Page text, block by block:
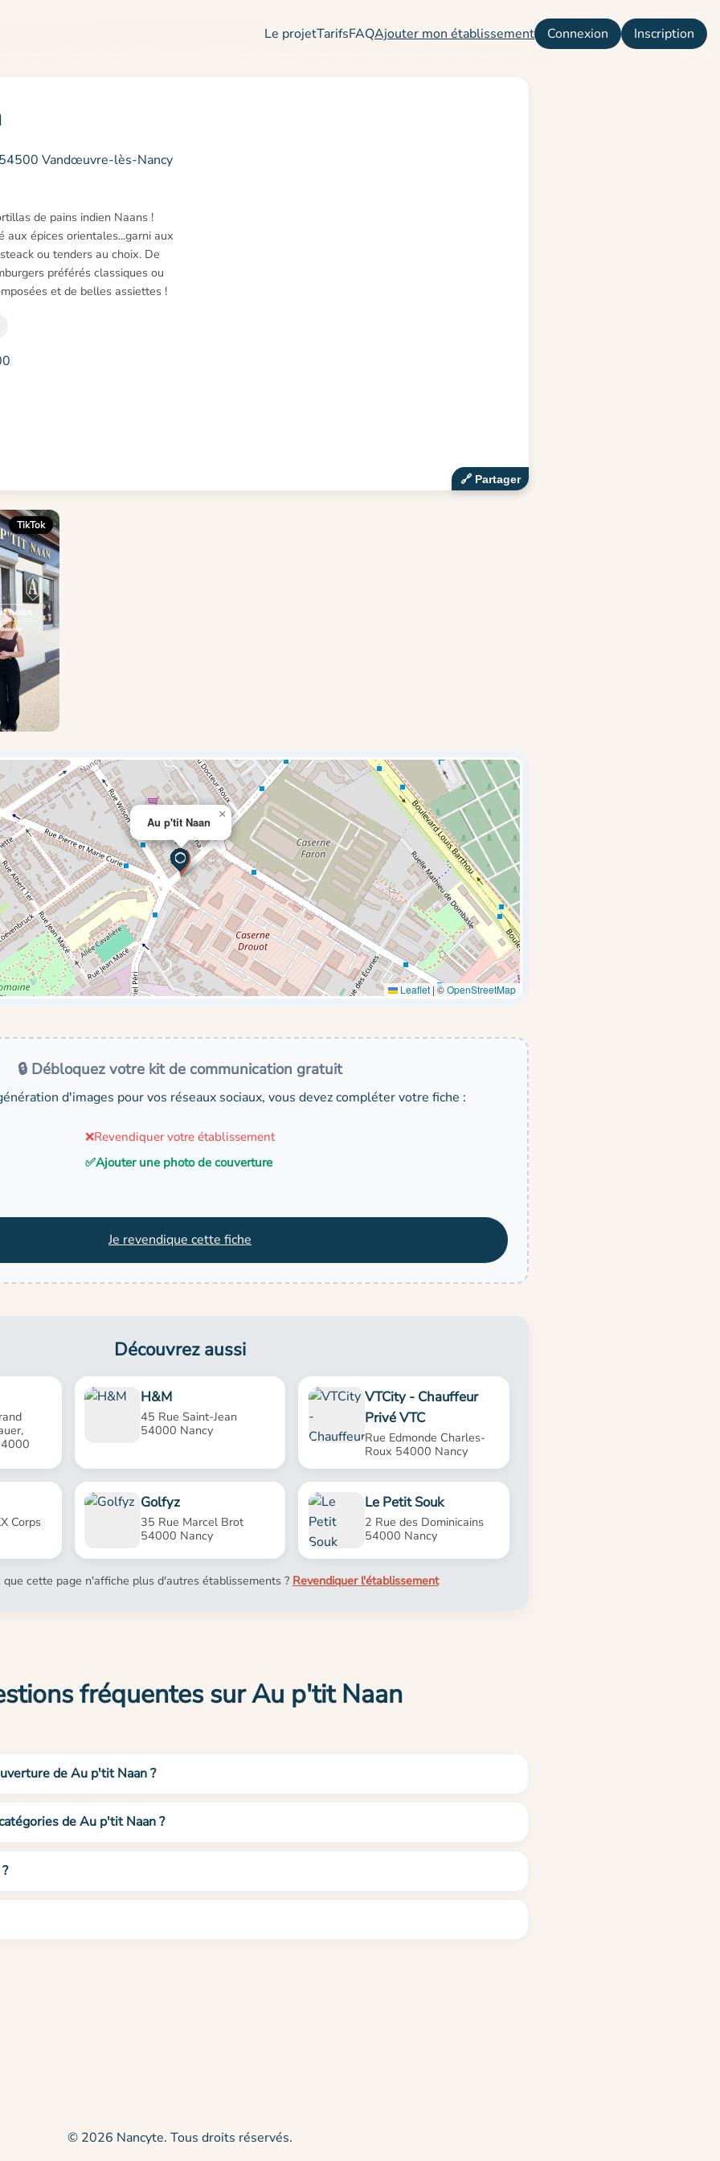
Le projetTarifsFAQAjouter mon établissement Connexion Inscription
Vandœuvre-lès-Nancy
de pains indien Naans !
épices orientales...garni aux
ou tenders au choix. De
préférés classiques ou
et de belles assiettes !
🔗‍️ Partager
TikTok
Au p'tit Naan
×
Leaflet | ©OpenStreetMap
🔒 Débloquez votre kit de communication gratuit
d'images pour vos réseaux sociaux, vous devez compléter votre fiche :
❌Revendiquer votre établissement
✅Ajouter une photo de couverture
Je revendique cette fiche
Découvrez aussi
H&M
45 Rue Saint-Jean
54000 Nancy
VTCity - Chauffeur
Privé VTC
Rue Edmonde Charles-
Roux 54000 Nancy
Corps
Golfyz
35 Rue Marcel Brot
54000 Nancy
Le Petit Souk
2 Rue des Dominicains
54000 Nancy
que cette page n'affiche plus d'autres établissements ? Revendiquer l'établissement
fréquentes sur Au p'tit Naan
de Au p'tit Naan ?
de Au p'tit Naan ?
© 2026 Nancyte. Tous droits réservés.